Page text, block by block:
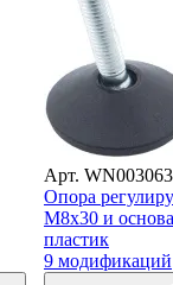
Арт.
Опора
М8х30 и
пластик
9 модификаций